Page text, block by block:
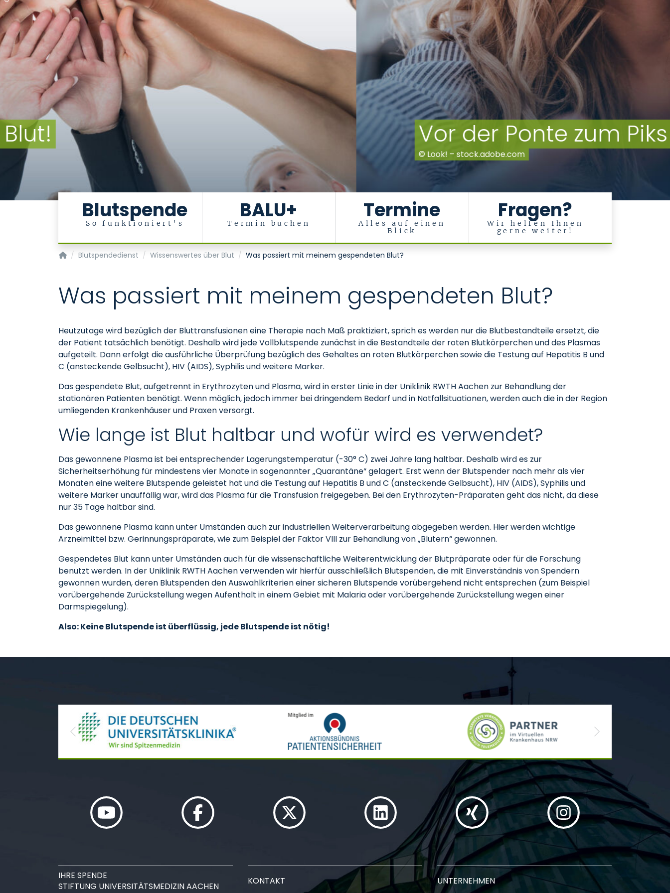
Vor der Ponte zum Piks
© Look! – stock.adobe.com
Blutspende
So funktioniert's
BALU+
Termin buchen
Termine
Alles auf einen
Blick
Fragen?
Wir helfen Ihnen
gerne weiter!
Transfusionsmedizin/Blutspendedienst
Blutspendedienst Wissenswertes über Blut Was passiert mit meinem gespendeten Blut?
Was passiert mit meinem gespendeten Blut?
Heutzutage wird bezüglich der Bluttransfusionen eine Therapie nach Maß praktiziert, sprich es werden nur die Blutbestandteile ersetzt, die
der Patient tatsächlich benötigt. Deshalb wird jede Vollblutspende zunächst in die Bestandteile der roten Blutkörperchen und des Plasmas
aufgeteilt. Dann erfolgt die ausführliche Überprüfung bezüglich des Gehaltes an roten Blutkörperchen sowie die Testung auf Hepatitis B und
C (ansteckende Gelbsucht), HIV (AIDS), Syphilis und weitere Marker.
Das gespendete Blut, aufgetrennt in Erythrozyten und Plasma, wird in erster Linie in der Uniklinik RWTH Aachen zur Behandlung der
stationären Patienten benötigt. Wenn möglich, jedoch immer bei dringendem Bedarf und in Notfallsituationen, werden auch die in der Region
umliegenden Krankenhäuser und Praxen versorgt.
Wie lange ist Blut haltbar und wofür wird es verwendet?
Das gewonnene Plasma ist bei entsprechender Lagerungstemperatur (-30° C) zwei Jahre lang haltbar. Deshalb wird es zur
Sicherheitserhöhung für mindestens vier Monate in sogenannter „Quarantäne“ gelagert. Erst wenn der Blutspender nach mehr als vier
Monaten eine weitere Blutspende geleistet hat und die Testung auf Hepatitis B und C (ansteckende Gelbsucht), HIV (AIDS), Syphilis und
weitere Marker unauffällig war, wird das Plasma für die Transfusion freigegeben. Bei den Erythrozyten-Präparaten geht das nicht, da diese
nur 35 Tage haltbar sind.
Das gewonnene Plasma kann unter Umständen auch zur industriellen Weiterverarbeitung abgegeben werden. Hier werden wichtige
Arzneimittel bzw. Gerinnungspräparate, wie zum Beispiel der Faktor VIII zur Behandlung von „Blutern“ gewonnen.
Gespendetes Blut kann unter Umständen auch für die wissenschaftliche Weiterentwicklung der Blutpräparate oder für die Forschung
benutzt werden. In der Uniklinik RWTH Aachen verwenden wir hierfür ausschließlich Blutspenden, die mit Einverständnis von Spendern
gewonnen wurden, deren Blutspenden den Auswahlkriterien einer sicheren Blutspende vorübergehend nicht entsprechen (zum Beispiel
vorübergehende Zurückstellung wegen Aufenthalt in einem Gebiet mit Malaria oder vorübergehende Zurückstellung wegen einer
Darmspiegelung).
Also: Keine Blutspende ist überflüssig, jede Blutspende ist nötig!
Previous Next
IHRE SPENDE
STIFTUNG UNIVERSITÄTSMEDIZIN AACHEN
KONTAKT UNTERNEHMEN